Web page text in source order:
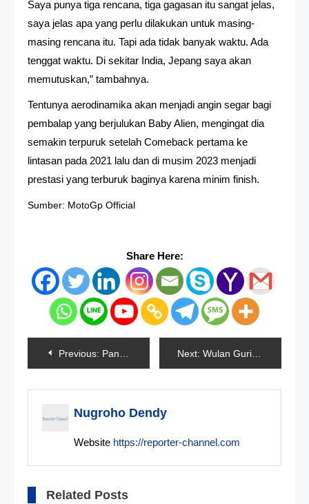
Saya punya tiga rencana, tiga gagasan itu sangat jelas,
saya jelas apa yang perlu dilakukan untuk masing-
masing rencana itu. Tapi ada tidak banyak waktu. Ada
tenggat waktu. Di sekitar India, Jepang saya akan
memutuskan,” tambahnya.
Tentunya aerodinamika akan menjadi angin segar bagi
pembalap yang berjulukan Baby Alien, mengingat dia
semakin terpuruk setelah Comeback pertama ke
lintasan pada 2021 lalu dan di musim 2023 menjadi
prestasi yang terburuk baginya karena minim finish.
Sumber: MotoGp Official
Share Here:
Navigasi
pos
Previous: Pantun Hasto Untuk Mahfud MD Next: Wulan Guritno Dipanggil Polisi
Nugroho Dendy
Website https://reporter-channel.com
Related Posts